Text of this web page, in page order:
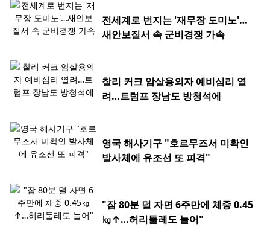
전세계로 번지는 '재무장 도미노'…
새안보질서 속 군비경쟁 가속
찰리 커크 암살용의자 예비심리 열
려…트럼프 장남도 방청석에
영국 해사기구 "호르무즈서 미확인
발사체에 유조선 또 피격"
"잠 80분 덜 자면 6주만에 체중 0.45
㎏↑…허리둘레도 늘어"